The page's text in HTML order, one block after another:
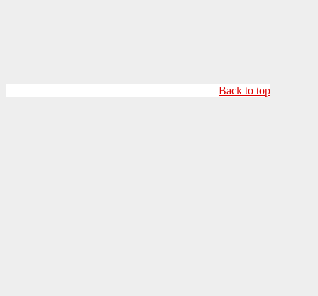
Back to top